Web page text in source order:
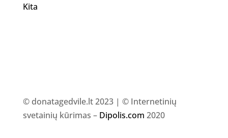
Kita
© donatagedvile.lt 2023 | © Internetinių
svetainių kūrimas – Dipolis.com 2020